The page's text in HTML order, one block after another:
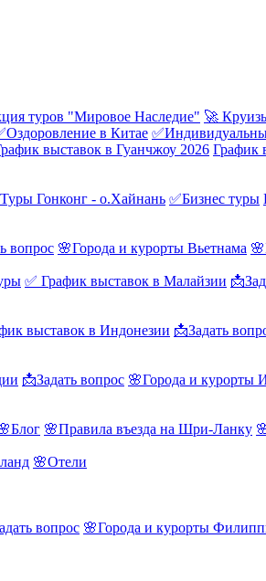
туров "Мировое Наследие" 🚀
в Китае
выставок в Гуанчжоу 2026 График
Гонконг - о.Хайнань ✅Бизнес туры
вопрос 🌸Города и курорты Вьетнама
✅ График выставок в Малайзии
выставок в Индонезии 📩Задать
📩Задать вопрос 🌸Города и курорты
🌸Правила въезда на Шри-Ланку
🌸Отели
вопрос 🌸Города и курорты